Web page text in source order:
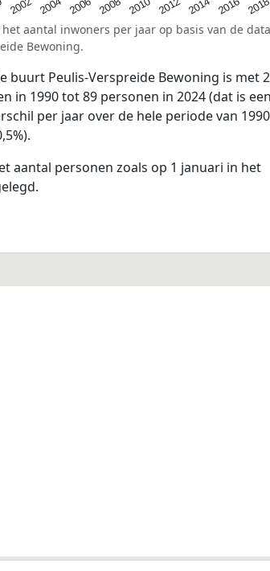
2002 2004 2006 2008 2010 2012 2014 2016 2018
aantal inwoners per jaar op basis van de
Bewoning.
buurt Peulis-Verspreide Bewoning is met
in 1990 tot 89 personen in 2024 (dat is
per jaar over de hele periode van
aantal personen zoals op 1 januari in het